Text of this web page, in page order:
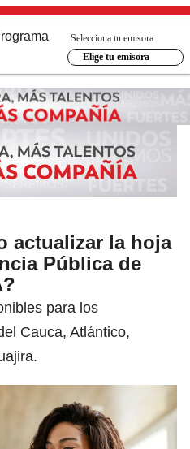
Selecciona tu emisora
Elige tu emisora
actualizar la hoja
Pública de
para los
Cauca, Atlántico,